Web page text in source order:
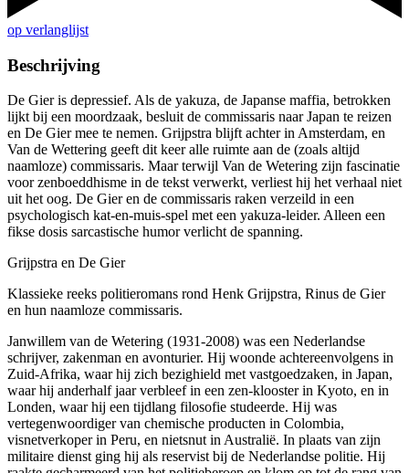
op verlanglijst
Beschrijving
De Gier is depressief. Als de yakuza, de Japanse maffia, betrokken
lijkt bij een moordzaak, besluit de commissaris naar Japan te reizen
en De Gier mee te nemen. Grijpstra blijft achter in Amsterdam, en
Van de Wettering geeft dit keer alle ruimte aan de (zoals altijd
naamloze) commissaris. Maar terwijl Van de Wetering zijn fascinatie
voor zenboeddhisme in de tekst verwerkt, verliest hij het verhaal niet
uit het oog. De Gier en de commissaris raken verzeild in een
psychologisch kat-en-muis-spel met een yakuza-leider. Alleen een
fikse dosis sarcastische humor verlicht de spanning.
Grijpstra en De Gier
Klassieke reeks politieromans rond Henk Grijpstra, Rinus de Gier
en hun naamloze commissaris.
Janwillem van de Wetering (1931-2008) was een Nederlandse
schrijver, zakenman en avonturier. Hij woonde achtereenvolgens in
Zuid-Afrika, waar hij zich bezighield met vastgoedzaken, in Japan,
waar hij anderhalf jaar verbleef in een zen-klooster in Kyoto, en in
Londen, waar hij een tijdlang filosofie studeerde. Hij was
vertegenwoordiger van chemische producten in Colombia,
visnetverkoper in Peru, en nietsnut in Australië. In plaats van zijn
militaire dienst ging hij als reservist bij de Nederlandse politie. Hij